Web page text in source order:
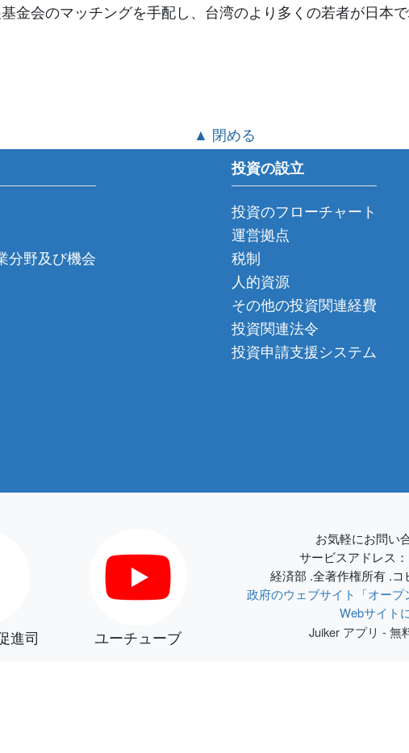
金会のマッチングを手配し、台湾のより多くの若者が日本
▲ 閉める
分野及び機会
投資の設立
投資のフローチャート
運営拠点
税制
人的資源
その他の投資関連経費
投資関連法令
投資申請支援システム
進司 ユーチューブ
お気軽にお問い
サービスアドレス：
経済部 .全著作権所有 .
政府のウェブサイト「オー
Webサイト
Juiker アプリ - 無